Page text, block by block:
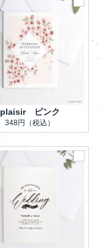
plaisir ピンク
348円 （税込）